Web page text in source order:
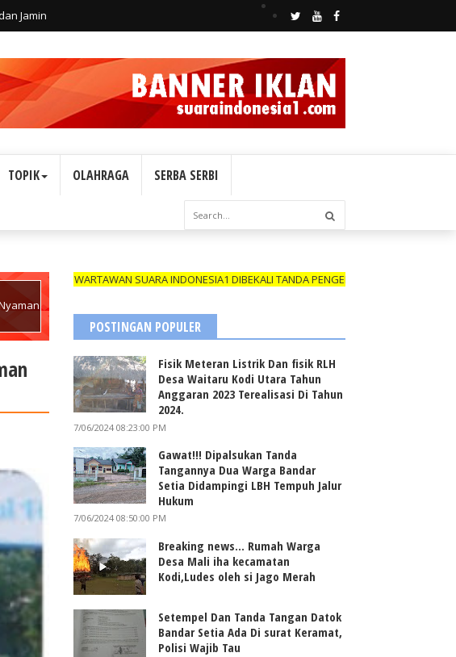
Jamin
TOPIK OLAHRAGA SERBA SERBI
WARTAWAN SUARA INDONESIA1 DIBEKALI TANDA PENGENAL (ID CARD) YANG MASIH
POSTINGAN POPULER
Fisik Meteran Listrik Dan fisik RLH
Desa Waitaru Kodi Utara Tahun
Anggaran 2023 Terealisasi Di Tahun
2024.
7/06/2024 08:23:00 PM
Gawat!!! Dipalsukan Tanda
Tangannya Dua Warga Bandar
Setia Didampingi LBH Tempuh Jalur
Hukum
7/06/2024 08:50:00 PM
Breaking news... Rumah Warga
Desa Mali iha kecamatan
Kodi,Ludes oleh si Jago Merah
Setempel Dan Tanda Tangan Datok
Bandar Setia Ada Di surat Keramat,
Polisi Wajib Tau